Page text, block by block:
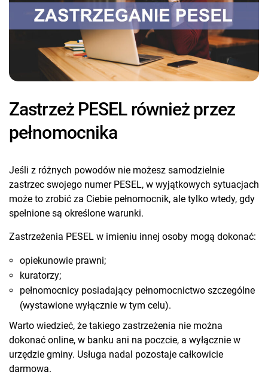
Zastrzeż PESEL również przez
pełnomocnika
Jeśli z różnych powodów nie możesz samodzielnie
zastrzec swojego numer PESEL, w wyjątkowych sytuacjach
może to zrobić za Ciebie pełnomocnik, ale tylko wtedy, gdy
spełnione są określone warunki.
Zastrzeżenia PESEL w imieniu innej osoby mogą dokonać:
opiekunowie prawni;
kuratorzy;
pełnomocnicy posiadający pełnomocnictwo szczególne
(wystawione wyłącznie w tym celu).
Warto wiedzieć, że takiego zastrzeżenia nie można
dokonać online, w banku ani na poczcie, a wyłącznie w
urzędzie gminy. Usługa nadal pozostaje całkowicie
darmowa.